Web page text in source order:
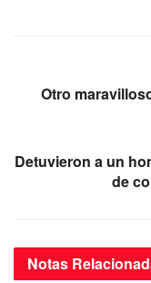
b
o
Otro
Detuvieron a un
de
Notas